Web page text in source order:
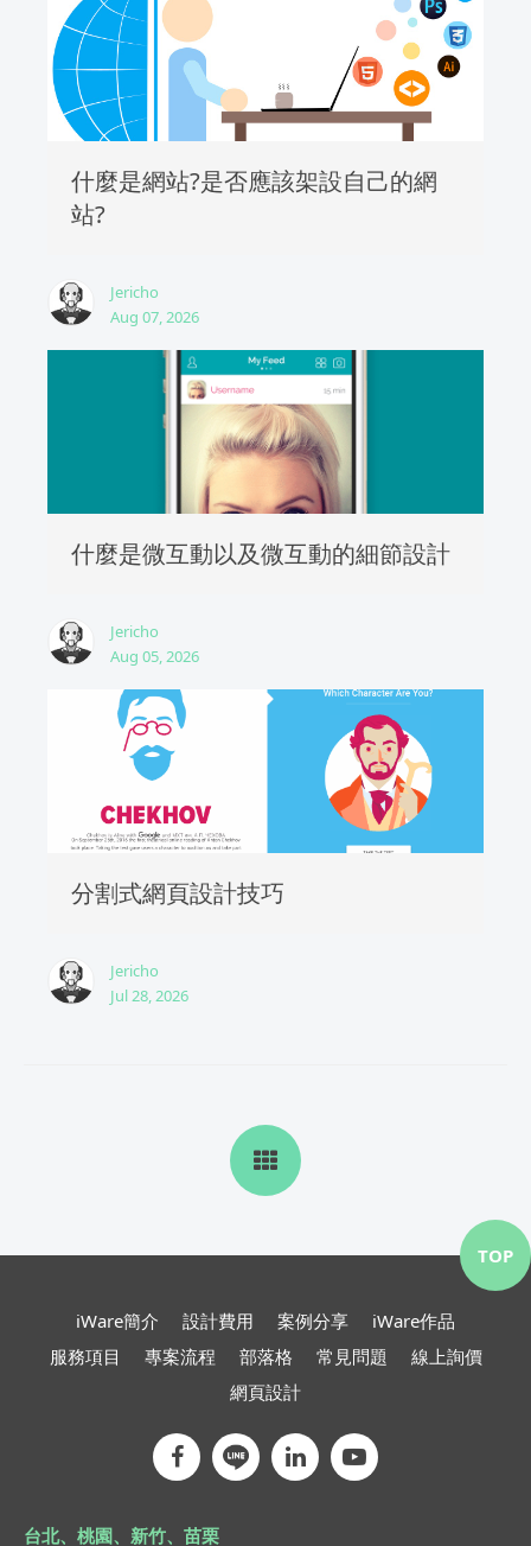
什麼是網站?是否應該架設自己的網
站?
Jericho
Aug 07, 2026
什麼是微互動以及微互動的細節設計
Jericho
Aug 05, 2026
分割式網頁設計技巧
Jericho
Jul 28, 2026
iWare簡介 設計費用 案例分享
iWare作品
服務項目
專案流程 部落格 常見問題
線上詢價
網頁設計
台北、桃園、新竹、苗栗
TOP